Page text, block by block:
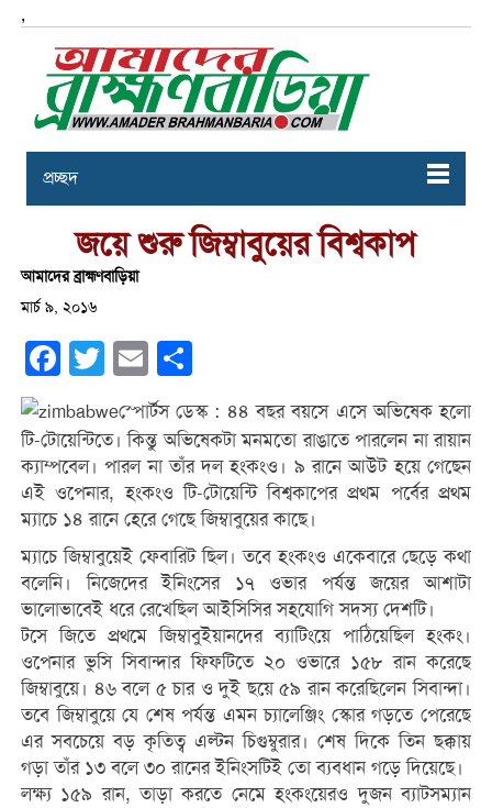
,
প্রচ্ছদ
জয়ে শুরু জিম্বাবুয়ের বিশ্বকাপ
আমাদের ব্রাহ্মণবাড়িয়া
মার্চ ৯, ২০১৬
Facebook
Twitter Email
স্পোর্টস ডেস্ক : ৪৪ বছর বয়সে এসে অভিষেক হলো
টি-টোয়েন্টিতে। কিন্তু অভিষেকটা মনমতো রাঙাতে পারলেন না রায়ান
ক্যাম্পবেল। পারল না তাঁর দল হংকংও। ৯ রানে আউট হয়ে গেছেন
এই ওপেনার, হংকংও টি-টোয়েন্টি বিশ্বকাপের প্রথম পর্বের প্রথম
ম্যাচে ১৪ রানে হেরে গেছে জিম্বাবুয়ের কাছে।
ম্যাচে জিম্বাবুয়েই ফেবারিট ছিল। তবে হংকংও একেবারে ছেড়ে কথা
বলেনি। নিজেদের ইনিংসের ১৭ ওভার পর্যন্ত জয়ের আশাটা
ভালোভাবেই ধরে রেখেছিল আইসিসির সহযোগি সদস্য দেশটি।
টসে জিতে প্রথমে জিম্বাবুইয়ানদের ব্যাটিংয়ে পাঠিয়েছিল হংকং।
ওপেনার ভুসি সিবান্দার ফিফটিতে ২০ ওভারে ১৫৮ রান করেছে
জিম্বাবুয়ে। ৪৬ বলে ৫ চার ও দুই ছয়ে ৫৯ রান করেছিলেন সিবান্দা।
তবে জিম্বাবুয়ে যে শেষ পর্যন্ত এমন চ্যালেঞ্জিং স্কোর গড়তে পেরেছে
এর সবচেয়ে বড় কৃতিত্ব এল্টন চিগুম্বুরার। শেষ দিকে তিন ছক্কায়
গড়া তাঁর ১৩ বলে ৩০ রানের ইনিংসটিই তো ব্যবধান গড়ে দিয়েছে।
লক্ষ্য ১৫৯ রান, তাড়া করতে নেমে হংকংয়েরও দুজন ব্যাটসম্যান